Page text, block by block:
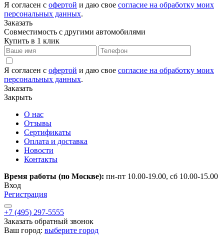
Я согласен с офертой и даю свое согласие на обработку моих
персональных данных.
Заказать
Совместимость с другими автомобилями
Купить в 1 клик
Я согласен с офертой и даю свое согласие на обработку моих
персональных данных.
Заказать
Закрыть
О нас
Отзывы
Сертификаты
Оплата и доставка
Новости
Контакты
Время работы (по Москве): пн-пт 10.00-19.00, сб 10.00-15.00
Вход
Регистрация
+7 (495) 297-5555
Заказать обратный звонок
Ваш город: выберите город